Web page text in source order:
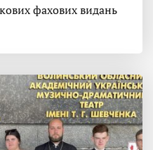
фахових видань